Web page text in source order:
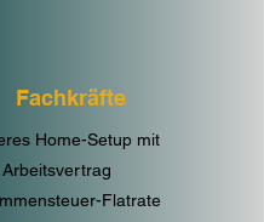
Fachkräfte
Home-Setup mit
Flatrate